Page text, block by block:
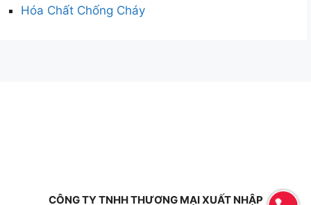
Hóa Chất Chống Cháy
CÔNG TY TNHH THƯƠNG MẠI XUẤT NHẬP